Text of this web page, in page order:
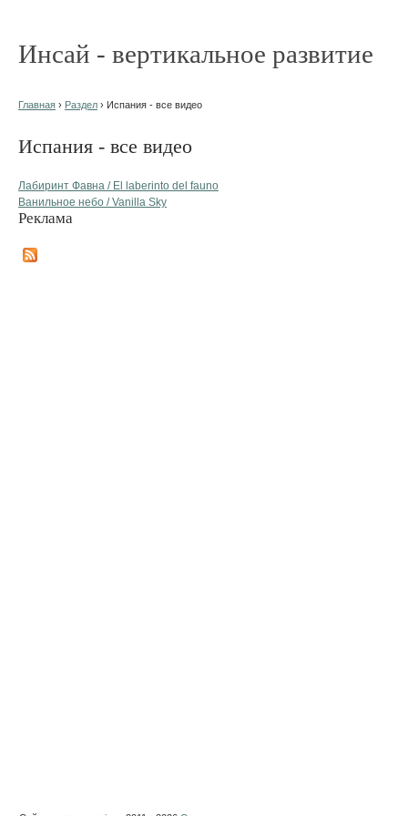
Инсай - вертикальное развитие
Главная › Раздел › Испания - все видео
Испания - все видео
Лабиринт Фавна / El laberinto del fauno
Ванильное небо / Vanilla Sky
Реклама